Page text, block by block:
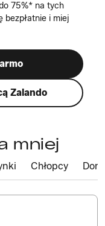
75%* na tych
i miej
Zalando
mniej
Chłopcy Dom